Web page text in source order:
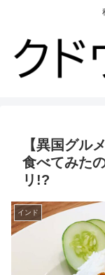
【異国グル
食べてみた
リ!?
インド